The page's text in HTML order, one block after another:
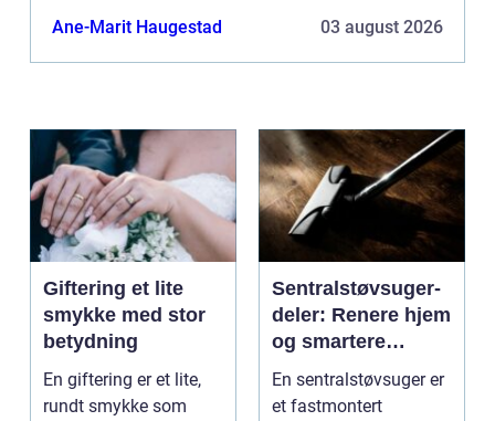
Ane-Marit Haugestad 03 august 2026
Giftering et lite
smykke med stor
betydning
En giftering er et lite,
rundt smykke som
Sentralstøvsuger-
deler: Renere hjem
og smartere
rengjøring
En sentralstøvsuger er
et fastmontert